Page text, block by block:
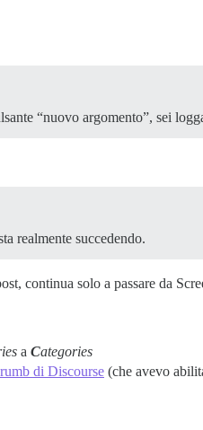
btn-primary"
“nuovo argomento”, sei
realmente succedendo.
continua solo a passare da
a Categories
di Discourse (che avevo